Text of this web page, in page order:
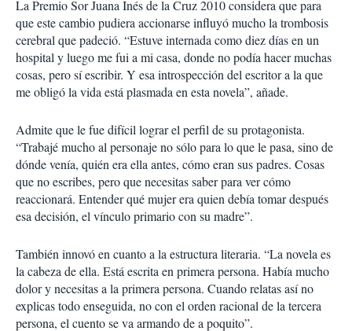
La Premio Sor Juana Inés de la Cruz 2010 considera que para
que este cambio pudiera accionarse influyó mucho la trombosis
cerebral que padeció. “Estuve internada como diez días en un
hospital y luego me fui a mi casa, donde no podía hacer muchas
cosas, pero sí escribir. Y esa introspección del escritor a la que
me obligó la vida está plasmada en esta novela”, añade.
Admite que le fue difícil lograr el perfil de su protagonista.
“Trabajé mucho al personaje no sólo para lo que le pasa, sino de
dónde venía, quién era ella antes, cómo eran sus padres. Cosas
que no escribes, pero que necesitas saber para ver cómo
reaccionará. Entender qué mujer era quien debía tomar después
esa decisión, el vínculo primario con su madre”.
También innovó en cuanto a la estructura literaria. “La novela es
la cabeza de ella. Está escrita en primera persona. Había mucho
dolor y necesitas a la primera persona. Cuando relatas así no
explicas todo enseguida, no con el orden racional de la tercera
persona, el cuento se va armando de a poquito”.